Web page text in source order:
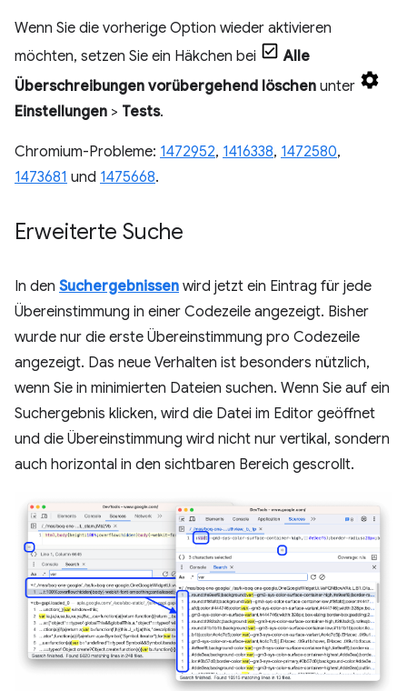
Wenn Sie die vorherige Option wieder aktivieren
möchten, setzen Sie ein Häkchen bei
Alle
Überschreibungen vorübergehend löschen unter
Einstellungen > Tests.
Chromium-Probleme: 1472952, 1416338, 1472580,
1473681 und 1475668.
Erweiterte Suche
In den Suchergebnissen wird jetzt ein Eintrag für jede
Übereinstimmung in einer Codezeile angezeigt. Bisher
wurde nur die erste Übereinstimmung pro Codezeile
angezeigt. Das neue Verhalten ist besonders nützlich,
wenn Sie in minimierten Dateien suchen. Wenn Sie auf ein
Suchergebnis klicken, wird die Datei im Editor geöffnet
und die Übereinstimmung wird nicht nur vertikal, sondern
auch horizontal in den sichtbaren Bereich gescrollt.